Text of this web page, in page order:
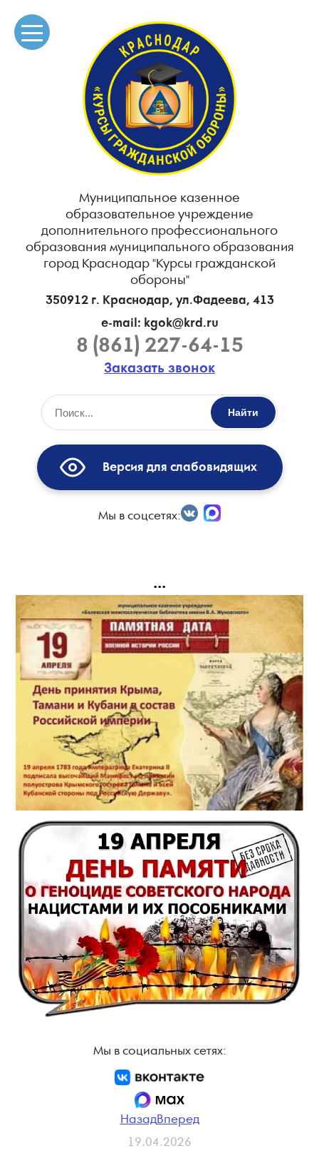
Муниципальное казенное
образовательное учреждение
дополнительного профессионального
образования муниципального образования
город Краснодар "Курсы гражданской
обороны"
350912 г. Краснодар, ул.Фадеева, 413
e-mail: kgok@krd.ru
8 (861) 227-64-15
Заказать звонок
Найти
Версия для слабовидящих
Мы в соцсетях:
...
Мы в социальных сетях:
НазадВперед
19.04.2026